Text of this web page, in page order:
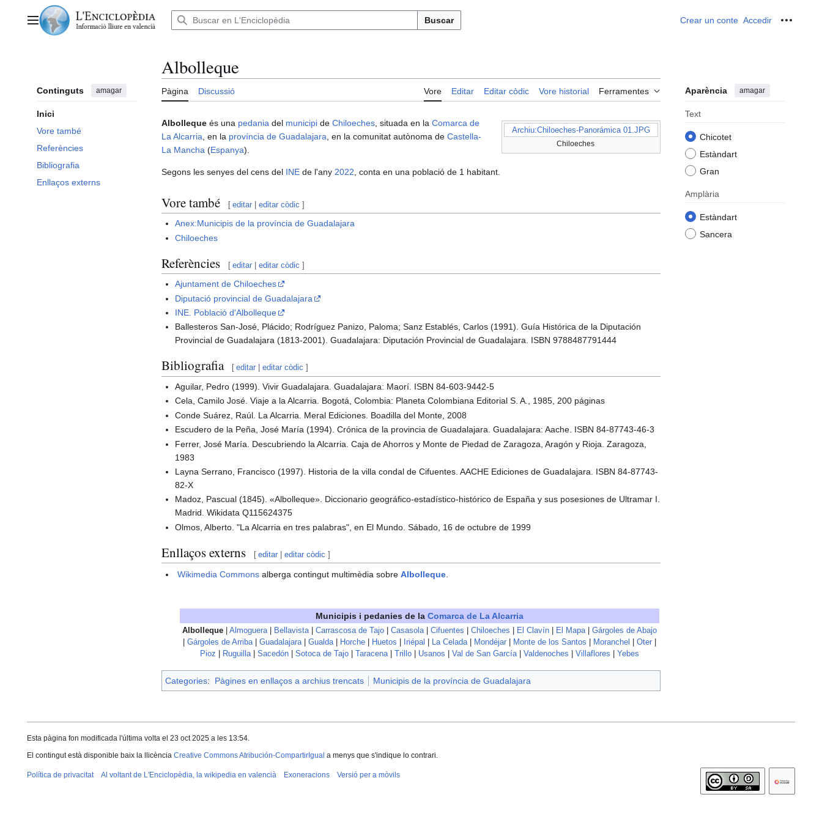
contingutMenú principal Buscar Crear un conte Accedir
Continguts amagar
Inici
Vore també
Referències
Bibliografia
Enllaços externs
Albolleque
Pàgina Discussió Vore Editar Editar còdic Vore historial Ferramentes Aparència amagar
Text
Chicotet
Estàndart
Gran
Amplària
Estàndart
Sancera
Archiu:Chiloeches-Panorámica 01.JPG
Chiloeches
Albolleque és una pedania del municipi de Chiloeches , situada en la Comarca de
La Alcarria , en la província de Guadalajara , en la comunitat autònoma de Castella-
La Mancha (Espanya).
Segons les senyes del cens del INE de l'any 2022 , conta en una població de 1 habitant.
Vore també [ editar |editar còdic ]
Anex:Municipis de la província de Guadalajara
Chiloeches
Referències [ editar |editar còdic ]
Ajuntament de Chiloeches
Diputació provincial de Guadalajara
INE. Població d'Albolleque
Ballesteros San-José, Plácido; Rodríguez Panizo, Paloma; Sanz Establés, Carlos (1991). Guía Histórica de la Diputación
Provincial de Guadalajara (1813-2001). Guadalajara: Diputación Provincial de Guadalajara. ISBN 9788487791444
Bibliografia [ editar |editar còdic ]
Aguilar, Pedro (1999). Vivir Guadalajara. Guadalajara: Maorí. ISBN 84-603-9442-5
Cela, Camilo José. Viaje a la Alcarria. Bogotá, Colombia: Planeta Colombiana Editorial S. A., 1985, 200 páginas
Conde Suárez, Raúl. La Alcarria. Meral Ediciones. Boadilla del Monte, 2008
Escudero de la Peña, José María (1994). Crónica de la provincia de Guadalajara. Guadalajara: Aache. ISBN 84-87743-46-3
Ferrer, José María. Descubriendo la Alcarria. Caja de Ahorros y Monte de Piedad de Zaragoza, Aragón y Rioja. Zaragoza,
1983
Layna Serrano, Francisco (1997). Historia de la villa condal de Cifuentes. AACHE Ediciones de Guadalajara. ISBN 84-87743-
82-X
Madoz, Pascual (1845). «Albolleque». Diccionario geográfico-estadístico-histórico de España y sus posesiones de Ultramar I.
Madrid. Wikidata Q115624375
Olmos, Alberto. "La Alcarria en tres palabras", en El Mundo. Sábado, 16 de octubre de 1999
Enllaços externs [ editar |editar còdic ]
Wikimedia Commons alberga contingut multimèdia sobreAlbolleque
Municipis i pedanies de la Comarca de La Alcarria
Albolleque Almoguera| Bellavista| Carrascosa de Tajo Casasola| Cifuentes Chiloeches El Clavín El Mapa| Gárgoles de Abajo
Gárgoles de Arriba| Guadalajara| Gualda| Horche Huetos Iriépal La Celada| Mondéjar Monte de los Santos Moranchel Oter
Pioz
Ruguilla| Sacedón Sotoca de Tajo Taracena| Trillo Usanos Val de San García| Valdenoches Villaflores Yebes
Categories: Pàgines en enllaços a archius trencats Municipis de la província de Guadalajara
Esta pàgina fon modificada l'última volta el 23 oct 2025 a les 13:54.
El contingut està disponible baix la llicència Creative Commons Atribución-CompartirIgual a menys que s'indique lo contrari.
Política de privacitat Al voltant de L'Enciclopèdia, la wikipedia en valencià Exoneracions Versió per a mòvils